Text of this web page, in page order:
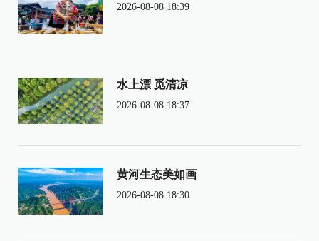
2026-08-08 18:39
水上漂 觅清凉
2026-08-08 18:37
黄河生态美如画
2026-08-08 18:30